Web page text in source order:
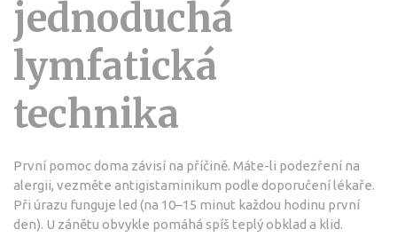
jednoduchá
lymfatická
technika
První pomoc doma závisí na příčině. Máte-li podezření na
alergii, vezměte antigistaminikum podle doporučení lékaře.
Při úrazu funguje led (na 10–15 minut každou hodinu první
den). U zánětu obvykle pomáhá spíš teplý obklad a klid.